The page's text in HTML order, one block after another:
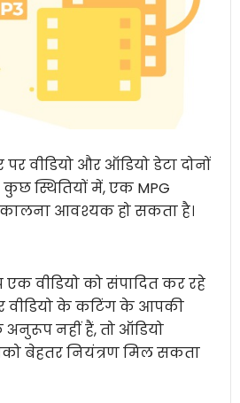
वीडियो और ऑडियो डेटा दोनों
कुछ स्थितियों में, एक MPG
आवश्यक हो सकता है।
वीडियो को संपादित कर रहे
वीडियो के कटिंग के आपकी
नहीं हैं, तो ऑडियो
बेहतर नियंत्रण मिल सकता